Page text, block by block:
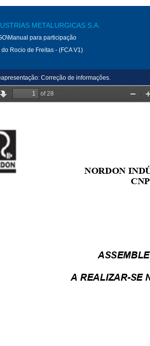
METALURGICAS S.A.
para participação
Rocio de Freitas - (FCA V1)
Correção de informações.